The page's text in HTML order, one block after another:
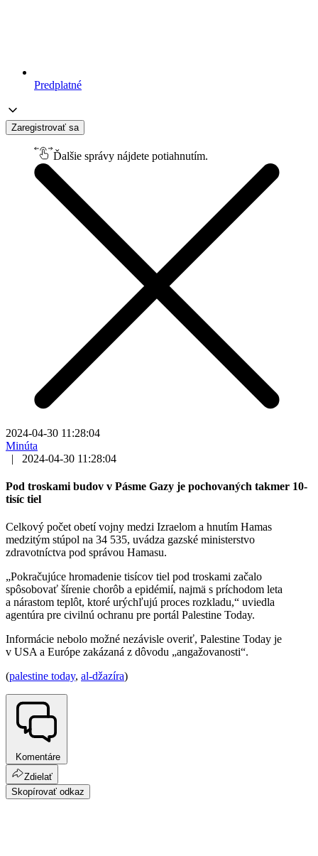
Predplatné
Zaregistrovať sa
Ďalšie správy nájdete potiahnutím.
2024-04-30 11:28:04
Minúta
|
2024-04-30 11:28:04
Pod troskami budov v Pásme Gazy je pochovaných takmer 10-
tisíc tiel
Celkový počet obetí vojny medzi Izraelom a hnutím Hamas
medzitým stúpol na 34 535, uvádza gazské ministerstvo
zdravotníctva pod správou Hamasu.
„Pokračujúce hromadenie tisícov tiel pod troskami začalo
spôsobovať šírenie chorôb a epidémií, najmä s príchodom leta
a nárastom teplôt, ktoré urýchľujú proces rozkladu,“ uviedla
agentúra pre civilnú ochranu pre portál Palestine Today.
Informácie nebolo možné nezávisle overiť, Palestine Today je
v USA a Európe zakázaná z dôvodu „angažovanosti“.
(palestine today, al-džazíra)
Komentáre
Zdielať
Skopírovať odkaz